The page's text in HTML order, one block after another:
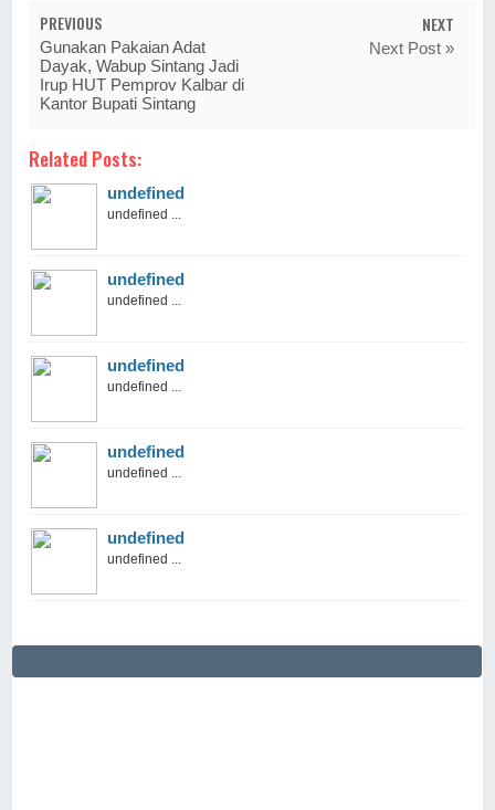
PREVIOUS
Gunakan Pakaian Adat
Dayak, Wabup Sintang Jadi
Irup HUT Pemprov Kalbar di
Kantor Bupati Sintang
NEXT
Next Post »
Related Posts:
undefined
undefined ...
undefined
undefined ...
undefined
undefined ...
undefined
undefined ...
undefined
undefined ...